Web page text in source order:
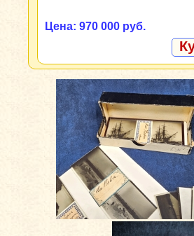
Цена: 970 000 руб.